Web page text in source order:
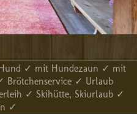
✓ mit Hundezaun ✓ mit
✓ Urlaub
✓ Skihütte, Skiurlaub ✓
✓